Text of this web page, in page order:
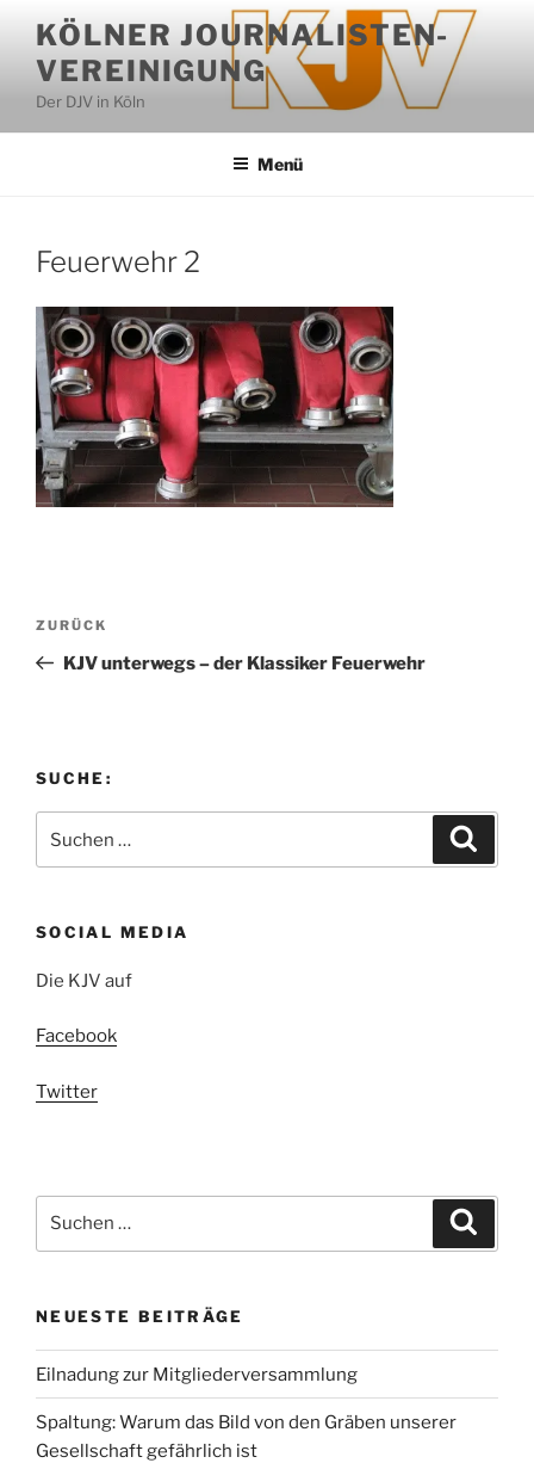
Inhalt
springen
KÖLNER JOURNALISTEN-
VEREINIGUNG
Der DJV in Köln
Menü
Feuerwehr 2
Beitragsnavigation
Vorheriger
Beitrag
ZURÜCK
KJV unterwegs – der Klassiker Feuerwehr
SUCHE:
nach:
SOCIAL MEDIA
Die KJV auf
Facebook
Twitter
nach:
NEUESTE BEITRÄGE
Eilnadung zur Mitgliederversammlung
Spaltung: Warum das Bild von den Gräben unserer
Gesellschaft gefährlich ist